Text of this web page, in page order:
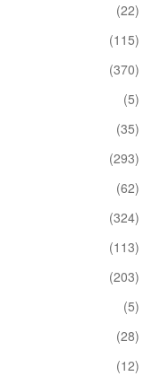
(22)
(115)
(370)
(5)
(35)
(293)
(62)
(324)
(113)
(203)
(5)
(28)
(12)